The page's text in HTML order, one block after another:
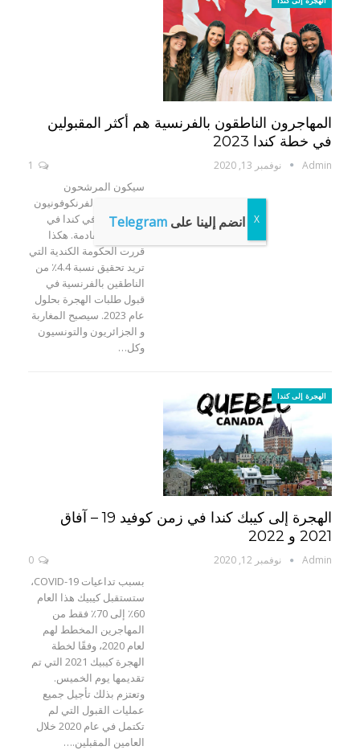
المهاجرون الناطقون بالفرنسية هم أكثر المقبولين
في خطة كندا 2023
Admin نوفمبر 13, 2020
سيكون المرشحون
المهاجرون الفرنكوفونيون
أكثر تفضيلًا في كندا في
السنوات القادمة. هكذا
قررت الحكومة الكندية التي
تريد تحقيق نسبة 4.4٪ من
الناطقين بالفرنسية في
قبول طلبات الهجرة بحلول
عام 2023. سيصبح المغاربة
و الجزائريون والتونسيون
وكل…
الهجرة إلى كندا
الهجرة إلى كيبك كندا في زمن كوفيد 19 – آفاق
2021 و 2022
Admin نوفمبر 12, 2020
بسبب تداعيات COVID-19،
ستستقبل كيبيك هذا العام
60٪ إلى 70٪ فقط من
المهاجرين المخطط لهم
لعام 2020، وفقًا لخطة
الهجرة كيبيك 2021 التي تم
تقديمها يوم الخميس.
وتعتزم بذلك تأجيل جميع
عمليات القبول التي لم
تكتمل في عام 2020 خلال
العامين المقبلين.…
انضم إلينا على Telegram